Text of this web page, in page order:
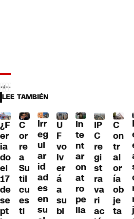
LEE TAMBIÉN
¿F
er
ia
do
el
17
de
se
pt
C
or
re
a
Su
til
cu
es
ti
Irr
eg
ul
ar
id
ad
es
en
su
U
F
vo
lv
er
á
a
su
bi
In
te
nt
ar
on
at
ro
pe
lla
IP
C
re
gi
st
ra
va
ri
ac
C
on
tr
al
or
ía
ob
je
ta